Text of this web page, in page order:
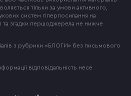
тільки за умови активного,
систем гіперпосилання на
та згадки першоджерела не нижче
з рубрики «БЛОГИ» без письмового
відповідальність несе